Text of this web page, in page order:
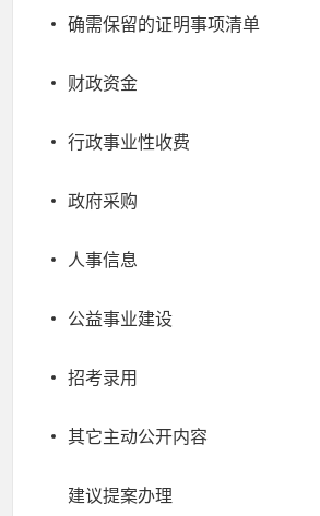
确需保留的证明事项清单
财政资金
行政事业性收费
政府采购
人事信息
公益事业建设
招考录用
其它主动公开内容
建议提案办理